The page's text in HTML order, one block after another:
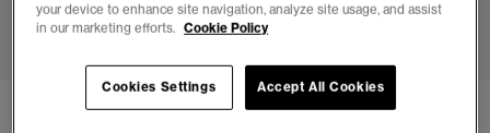
1 2 3 4 5
Pantaloncini in lino
your device to enhance site navigation, analyze site usage, and assist
in our marketing efforts. Cookie Policy
Cookies Settings Accept All Cookies